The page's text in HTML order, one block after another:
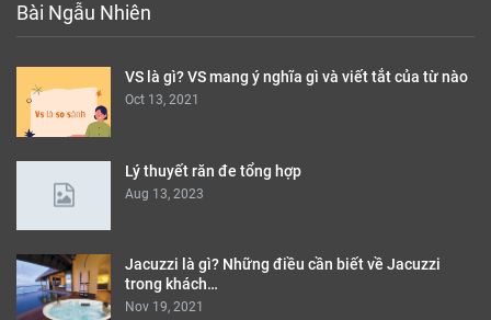
Bài Ngẫu Nhiên
VS là gì? VS mang ý nghĩa gì và viết tắt của từ nào
Oct 13, 2021
Lý thuyết răn đe tổng hợp
Aug 13, 2023
Jacuzzi là gì? Những điều cần biết về Jacuzzi
trong khách…
Nov 19, 2021